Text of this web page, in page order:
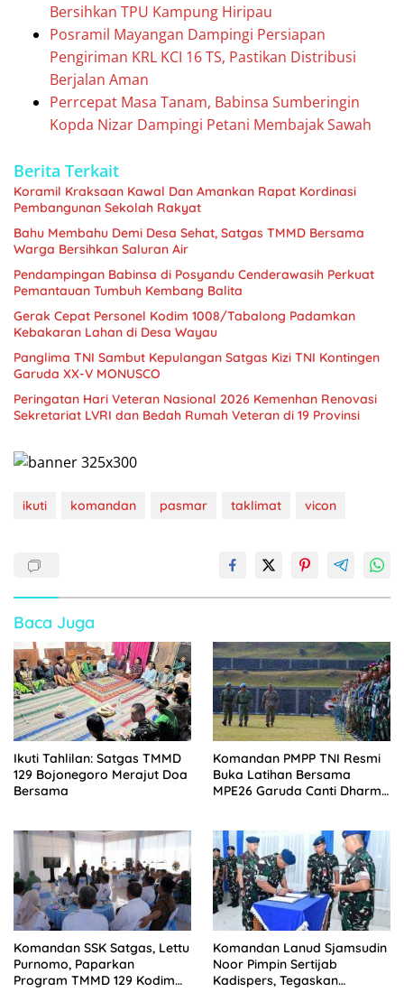
Bersihkan TPU Kampung Hiripau
Posramil Mayangan Dampingi Persiapan
Pengiriman KRL KCI 16 TS, Pastikan Distribusi
Berjalan Aman
Perrcepat Masa Tanam, Babinsa Sumberingin
Kopda Nizar Dampingi Petani Membajak Sawah
Berita Terkait
Koramil Kraksaan Kawal Dan Amankan Rapat Kordinasi
Pembangunan Sekolah Rakyat
Bahu Membahu Demi Desa Sehat, Satgas TMMD Bersama
Warga Bersihkan Saluran Air
Pendampingan Babinsa di Posyandu Cenderawasih Perkuat
Pemantauan Tumbuh Kembang Balita
Gerak Cepat Personel Kodim 1008/Tabalong Padamkan
Kebakaran Lahan di Desa Wayau
Panglima TNI Sambut Kepulangan Satgas Kizi TNI Kontingen
Garuda XX-V MONUSCO
Peringatan Hari Veteran Nasional 2026 Kemenhan Renovasi
Sekretariat LVRI dan Bedah Rumah Veteran di 19 Provinsi
ikuti komandan pasmar taklimat vicon
Baca Juga
Ikuti Tahlilan: Satgas TMMD
129 Bojonegoro Merajut Doa
Bersama
Komandan PMPP TNI Resmi
Buka Latihan Bersama
MPE26 Garuda Canti Dharma
Komandan SSK Satgas, Lettu
Purnomo, Paparkan
Program TMMD 129 Kodim
Komandan Lanud Sjamsudin
Noor Pimpin Sertijab
Kadispers, Tegaskan